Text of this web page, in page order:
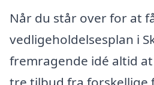
Når du står over for at
vedligeholdelsesplan i
fremragende idé altid